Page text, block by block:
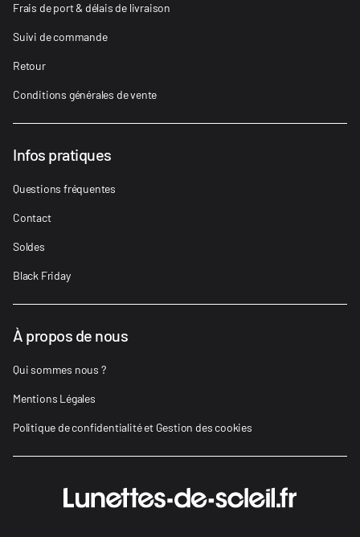
Frais de port & délais de livraison
Suivi de commande
Retour
Conditions générales de vente
Infos pratiques
Questions fréquentes
Contact
Soldes
Black Friday
À propos de nous
Qui sommes nous ?
Mentions Légales
Politique de confidentialité et Gestion des cookies